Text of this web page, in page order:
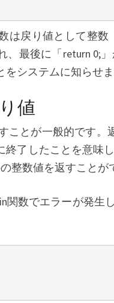
は戻り値として整
、最後に「return 0;
システムに知らせま
値
ことが一般的です。
終了したことを意味
整数値を返すことが
関数でエラーが発生